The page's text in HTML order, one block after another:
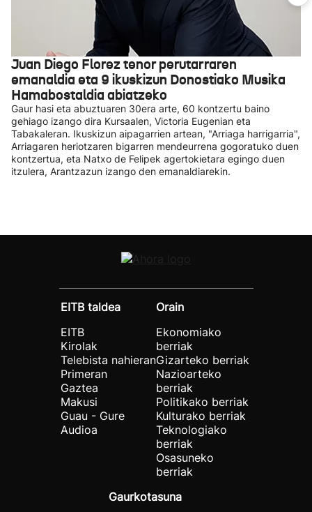
Juan Diego Florez tenor perutarraren
emanaldia eta 9 ikuskizun Donostiako Musika
Hamabostaldia abiatzeko
Gaur hasi eta abuztuaren 30era arte, 60 kontzertu baino
gehiago izango dira Kursaalen, Victoria Eugenian eta
Tabakaleran. Ikuskizun aipagarrien artean, "Arriaga harrigarria",
Arriagaren heriotzaren bigarren mendeurrena gogoratuko duen
kontzertua, eta Natxo de Felipek agertokietara egingo duen
itzulera, Arantzazun izango den emanaldiarekin.
EITB taldea
EITB
Kirolak
Telebista nahieran
Primeran
Gaztea
Makusi
Guau - Gure
Audioa
Orain
Ekonomiako
berriak
Gizarteko berriak
Nazioarteko
berriak
Politikako berriak
Kulturako berriak
Teknologiako
berriak
Osasuneko
berriak
Gaurkotasuna